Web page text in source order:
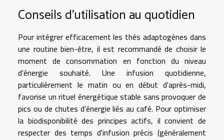
Conseils d’utilisation au quotidien
Pour intégrer efficacement les thés adaptogènes dans
une routine bien-être, il est recommandé de choisir le
moment de consommation en fonction du niveau
d'énergie souhaité. Une infusion quotidienne,
particulièrement le matin ou en début d'après-midi,
favorise un rituel énergétique stable sans provoquer de
pics ou de chutes d'énergie liés au café. Pour optimiser
la biodisponibilité des principes actifs, il convient de
respecter des temps d'infusion précis (généralement